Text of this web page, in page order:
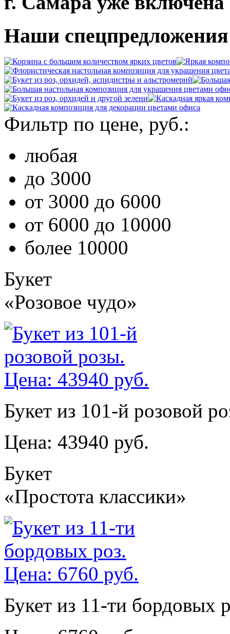
Наши
Фильтр по цене, руб.:
любая
до 3000
от 3000 до 6000
от 6000 до 10000
более 10000
Букет
«Розовое чудо»
Букет из 101-й розовой
Цена: 43940 руб.
Букет
«Простота классики»
Букет из 11-ти бордовых